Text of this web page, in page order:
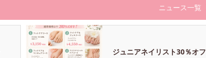
ニュース一覧
ジュニアネイリスト30％オフ